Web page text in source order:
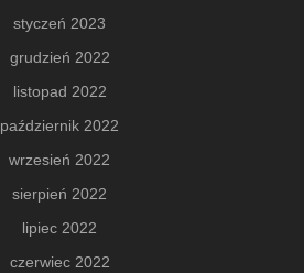
styczeń 2023
grudzień 2022
listopad 2022
październik 2022
wrzesień 2022
sierpień 2022
lipiec 2022
czerwiec 2022